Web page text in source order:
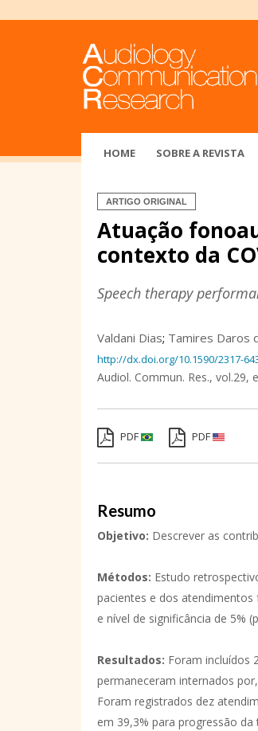
HOME SOBRE A REVISTA
ARTIGO ORIGINAL
Atuação
contexto da
Speech therapy
Valdani Dias; Tamires Daros
http://dx.doi.org/10.1590/2317-
Audiol. Commun. Res., vol.29,
PDF PDF
Resumo
Objetivo: Descrever as
Métodos: Estudo
pacientes e dos
e nível de significância de 5%
Resultados: Foram incluídos
permaneceram internados
Foram registrados dez
em 39,3% para progressão